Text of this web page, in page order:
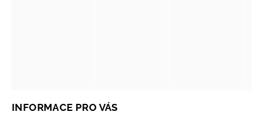
INFORMACE PRO VÁS